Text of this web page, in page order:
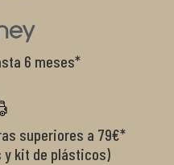
6 meses*
superiores a 79€*
y kit de plásticos)